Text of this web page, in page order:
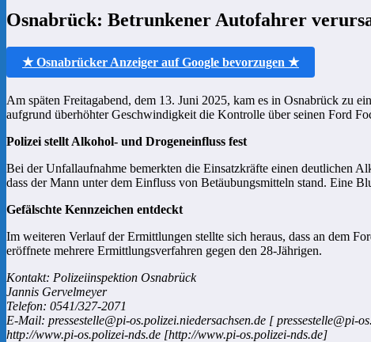
Osnabrück: Betrunkener Autofahrer
★ Osnabrücker Anzeiger auf Google bevorzugen ★
Am späten Freitagabend, dem 13. Juni 2025, kam es in Osnabrück zu
aufgrund überhöhter Geschwindigkeit die Kontrolle über seinen Ford
Polizei stellt Alkohol- und Drogeneinfluss fest
Bei der Unfallaufnahme bemerkten die Einsatzkräfte einen deutlichen
dass der Mann unter dem Einfluss von Betäubungsmitteln stand. Eine
Gefälschte Kennzeichen entdeckt
Im weiteren Verlauf der Ermittlungen stellte sich heraus, dass an dem
eröffnete mehrere Ermittlungsverfahren gegen den 28-Jährigen.
Kontakt: Polizeiinspektion Osnabrück
Jannis Gervelmeyer
Telefon: 0541/327-2071
E-Mail: pressestelle@pi-os.polizei.niedersachsen.de [ pressestelle@pi-
http://www.pi-os.polizei-nds.de [http://www.pi-os.polizei-nds.de]